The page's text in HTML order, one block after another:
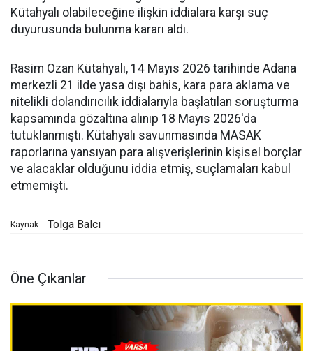
Kütahyalı olabileceğine ilişkin iddialara karşı suç
duyurusunda bulunma kararı aldı.
Rasim Ozan Kütahyalı, 14 Mayıs 2026 tarihinde Adana
merkezli 21 ilde yasa dışı bahis, kara para aklama ve
nitelikli dolandırıcılık iddialarıyla başlatılan soruşturma
kapsamında gözaltına alınıp 18 Mayıs 2026'da
tutuklanmıştı. Kütahyalı savunmasında MASAK
raporlarına yansıyan para alışverişlerinin kişisel borçlar
ve alacaklar olduğunu iddia etmiş, suçlamaları kabul
etmemişti.
Kaynak: Tolga Balcı
Öne Çıkanlar